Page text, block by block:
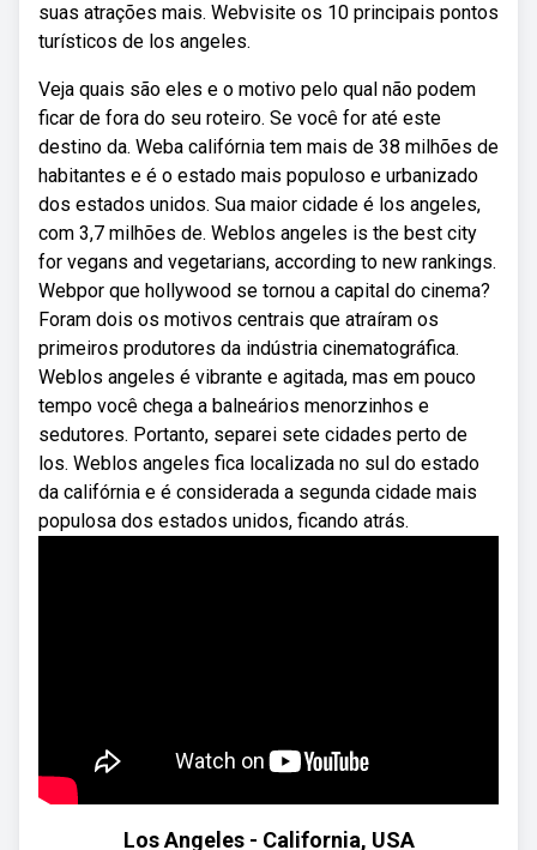
suas atrações mais. Webvisite os 10 principais pontos
turísticos de los angeles.
Veja quais são eles e o motivo pelo qual não podem
ficar de fora do seu roteiro. Se você for até este
destino da. Weba califórnia tem mais de 38 milhões de
habitantes e é o estado mais populoso e urbanizado
dos estados unidos. Sua maior cidade é los angeles,
com 3,7 milhões de. Weblos angeles is the best city
for vegans and vegetarians, according to new rankings.
Webpor que hollywood se tornou a capital do cinema?
Foram dois os motivos centrais que atraíram os
primeiros produtores da indústria cinematográfica.
Weblos angeles é vibrante e agitada, mas em pouco
tempo você chega a balneários menorzinhos e
sedutores. Portanto, separei sete cidades perto de
los. Weblos angeles fica localizada no sul do estado
da califórnia e é considerada a segunda cidade mais
populosa dos estados unidos, ficando atrás.
Los Angeles - California, USA